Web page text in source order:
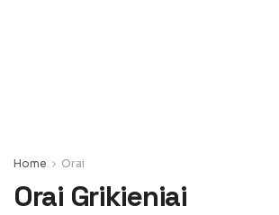
Home Orai
Orai Grikieniai